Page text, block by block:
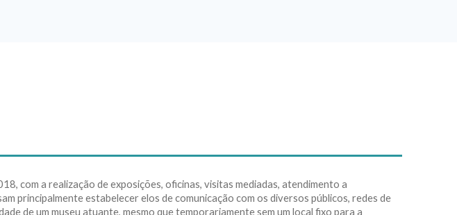
com a realização de exposições, oficinas, visitas mediadas, atendimento a
principalmente estabelecer elos de comunicação com os diversos públicos, redes de
de um museu atuante, mesmo que temporariamente sem um local fixo para a